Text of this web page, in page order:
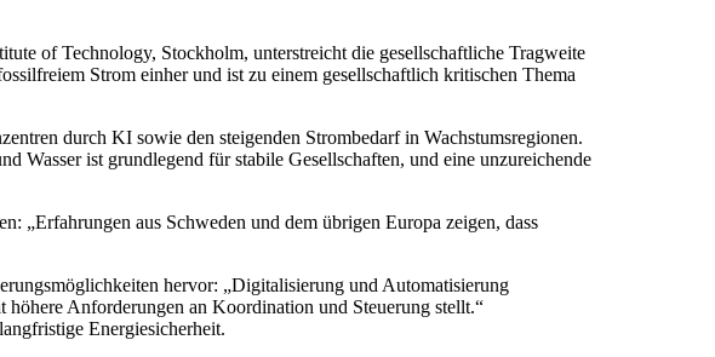
of Technology, Stockholm, unterstreicht die gesellschaftliche Tragweite
Strom einher und ist zu einem gesellschaftlich kritischen Thema
durch KI sowie den steigenden Strombedarf in Wachstumsregionen.
Wasser ist grundlegend für stabile Gesellschaften, und eine unzureichende
aus Schweden und dem übrigen Europa zeigen, dass
hervor: „Digitalisierung und Automatisierung
Anforderungen an Koordination und Steuerung stellt.“
Energiesicherheit.